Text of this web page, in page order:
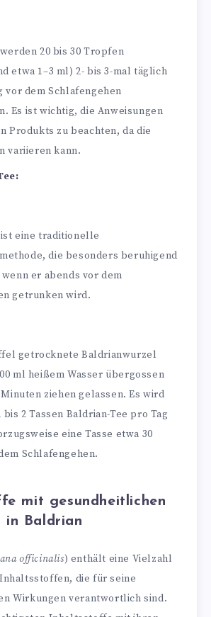
20 bis 30 Tropfen
etwa 1–3 ml) 2- bis 3-mal täglich
vor dem Schlafengehen
Es ist wichtig, die Anweisungen
Produkts zu beachten, da die
variieren kann.
eine traditionelle
die besonders beruhigend
er abends vor dem
getrunken wird.
getrocknete Baldrianwurzel
ml heißem Wasser übergossen
Minuten ziehen gelassen. Es wird
2 Tassen Baldrian-Tee pro Tag
eine Tasse etwa 30
Schlafengehen.
mit gesundheitlichen
in Baldrian
officinalis) enthält eine Vielzahl
die für seine
Wirkungen verantwortlich sind.